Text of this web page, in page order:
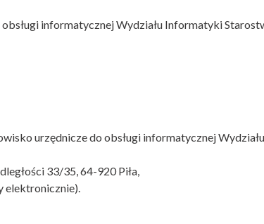
informatycznej Wydziału Informatyki
urzędnicze do obsługi informatycznej
33/35, 64-920 Piła,
elektronicznie).